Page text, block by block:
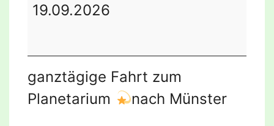
des
19.09.2026
ganztägige Fahrt zum
Planetarium
nach Münster